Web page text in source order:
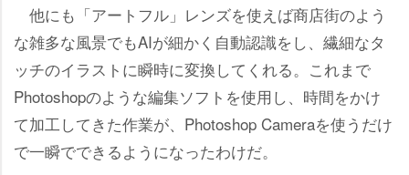
他にも「アートフル」レンズを使えば商店街のよう
な雑多な風景でもAIが細かく自動認識をし、繊細なタ
ッチのイラストに瞬時に変換してくれる。これまで
Photoshopのような編集ソフトを使用し、時間をかけ
て加工してきた作業が、Photoshop Cameraを使うだけ
で一瞬でできるようになったわけだ。